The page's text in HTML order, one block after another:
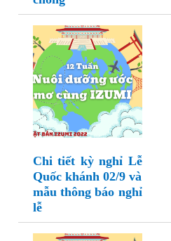
Chi tiết kỳ nghỉ Lễ
Quốc khánh 02/9 và
mẫu thông báo nghỉ
lễ